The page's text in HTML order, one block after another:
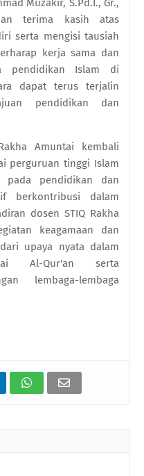
Muzakir, S.Pd.I., Gr.,
terima kasih atas
serta mengisi tausiah
kerja sama dan
pendidikan Islam di
dapat terus terjalin
pendidikan dan
Amuntai kembali
perguruan tinggi Islam
pada pendidikan dan
berkontribusi dalam
dosen STIQ Rakha
keagamaan dan
upaya nyata dalam
Al-Qur'an serta
lembaga-lembaga